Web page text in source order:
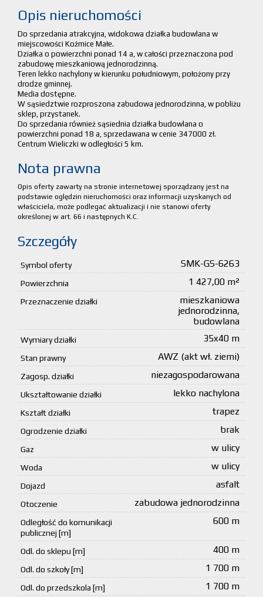
Opis nieruchomości
Do sprzedania atrakcyjna, widokowa działka budowlana w
miejscowości Koźmice Małe.
Działka o powierzchni ponad 14 a, w całości przeznaczona pod
zabudowę mieszkaniową jednorodzinną.
Teren lekko nachylony w kierunku południowym, położony przy
drodze gminnej.
Media dostępne.
W sąsiedztwie rozproszona zabudowa jednorodzinna, w pobliżu
sklep, przystanek.
Do sprzedania również sąsiednia działka budowlana o
powierzchni ponad 18 a, sprzedawana w cenie 347000 zł.
Centrum Wieliczki w odległości 5 km.
Nota prawna
Opis oferty zawarty na stronie internetowej sporządzany jest na
podstawie oględzin nieruchomości oraz informacji uzyskanych od
właściciela, może podlegać aktualizacji i nie stanowi oferty
określonej w art. 66 i następnych K.C.
Szczegóły
Symbol oferty SMK-GS-6263
Powierzchnia 1 427,00 m²
Przeznaczenie działki
mieszkaniowa
jednorodzinna,
budowlana
Wymiary działki 35x40 m
Stan prawny AWZ (akt wł. ziemi)
Zagosp. działki niezagospodarowana
Ukształtowanie działki lekko nachylona
Kształt działki trapez
Ogrodzenie działki brak
Gaz w ulicy
Woda w ulicy
Dojazd asfalt
Otoczenie zabudowa jednorodzinna
Odległość do komunikacji
publicznej [m]
600 m
Odl. do sklepu [m] 400 m
Odl. do szkoły [m] 1 700 m
Odl. do przedszkola [m] 1 700 m